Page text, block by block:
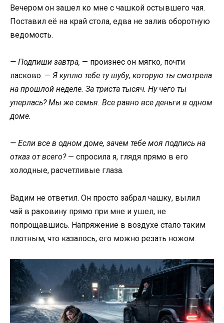
Вечером он зашел ко мне с чашкой остывшего чая.
Поставил её на край стола, едва не залив оборотную
ведомость.
— Подпиши завтра, — произнес он мягко, почти
ласково. — Я куплю тебе ту шубу, которую ты смотрела
на прошлой неделе. За триста тысяч. Ну чего ты
уперлась? Мы же семья. Все равно все деньги в одном
доме.
— Если все в одном доме, зачем тебе моя подпись на
отказ от всего?— спросила я, глядя прямо в его
холодные, расчетливые глаза.
Вадим не ответил. Он просто забрал чашку, вылил
чай в раковину прямо при мне и ушел, не
попрощавшись. Напряжение в воздухе стало таким
плотным, что казалось, его можно резать ножом.